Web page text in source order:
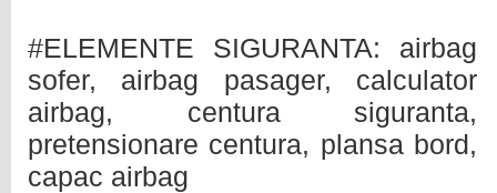
#ELEMENTE SIGURANTA: airbag
sofer, airbag pasager, calculator
airbag, centura siguranta,
pretensionare centura, plansa bord,
capac airbag